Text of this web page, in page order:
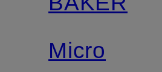
Micro